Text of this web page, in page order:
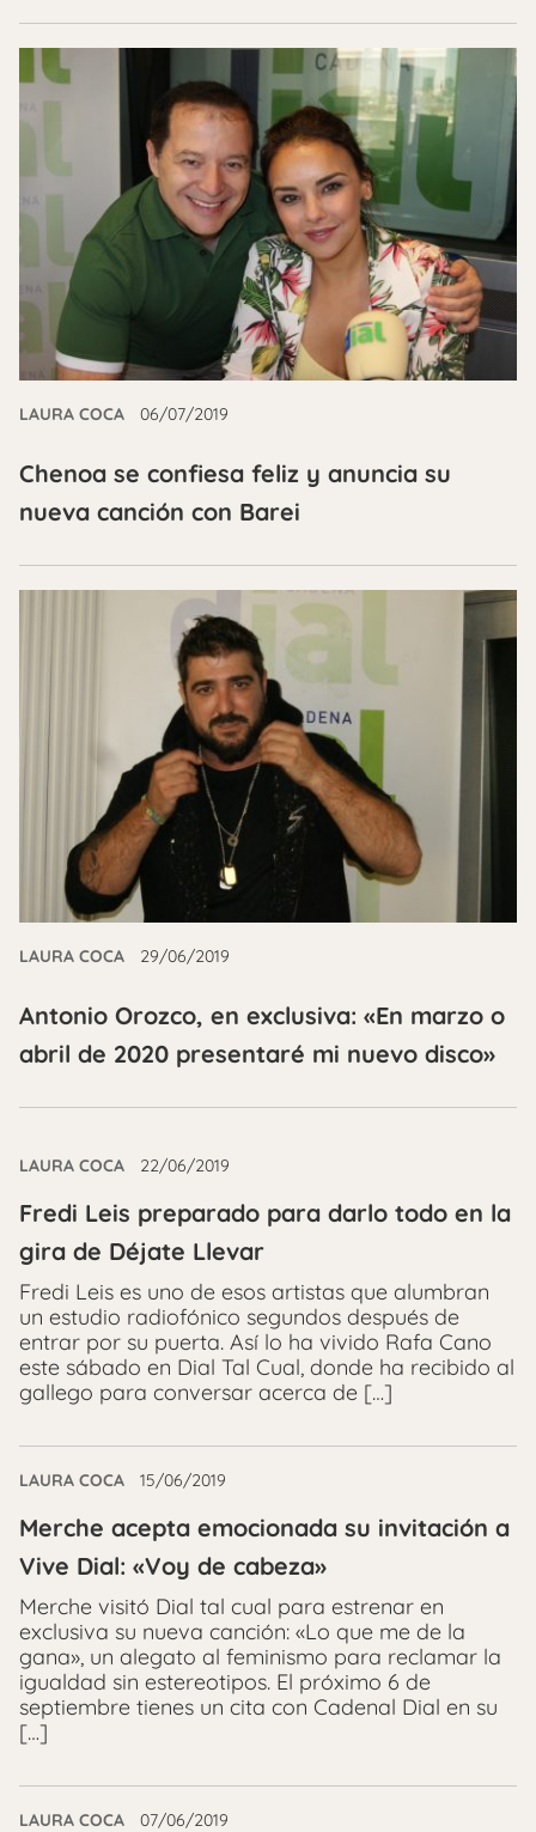
LAURA COCA 06/07/2019
Chenoa se confiesa feliz y anuncia su
nueva canción con Barei
LAURA COCA 29/06/2019
Antonio Orozco, en exclusiva: «En marzo o
abril de 2020 presentaré mi nuevo disco»
LAURA COCA 22/06/2019
Fredi Leis preparado para darlo todo en la
gira de Déjate Llevar
Fredi Leis es uno de esos artistas que alumbran
un estudio radiofónico segundos después de
entrar por su puerta. Así lo ha vivido Rafa Cano
este sábado en Dial Tal Cual, donde ha recibido al
gallego para conversar acerca de […]
LAURA COCA 15/06/2019
Merche acepta emocionada su invitación a
Vive Dial: «Voy de cabeza»
Merche visitó Dial tal cual para estrenar en
exclusiva su nueva canción: «Lo que me de la
gana», un alegato al feminismo para reclamar la
igualdad sin estereotipos. El próximo 6 de
septiembre tienes un cita con Cadenal Dial en su
[…]
LAURA COCA 07/06/2019